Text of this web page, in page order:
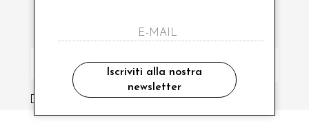
ISCRIVITI ALLA NOSTRA NEWSLETTER
ho letto ed accettato le condizioni sulla privacy.
Iscriviti alla nostra
newsletter